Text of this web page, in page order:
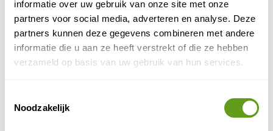
informatie over uw gebruik van onze site met onze
partners voor social media, adverteren en analyse. Deze
partners kunnen deze gegevens combineren met andere
informatie die u aan ze heeft verstrekt of die ze hebben
verzameld op basis van uw gebruik van hun services.
Noodzakelijk
BEKIJK
Val di Fassa
natuur- en outdoorliefhebbers. Het gebied biedt